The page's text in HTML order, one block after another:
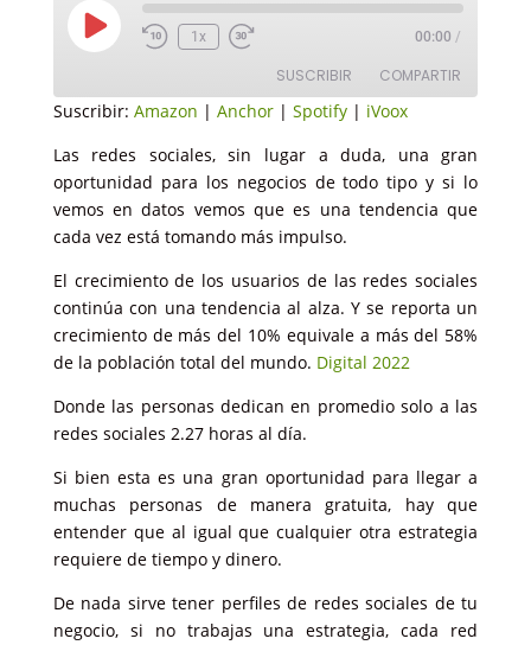
Reproducir
episodio
1x 00:00 /
SUSCRIBIR COMPARTIR
Amazon
Spotify iVoox
FEED RSS
COMPARTIR
ENLACE
INCRUSTAR
Suscribir: Amazon | Anchor| Spotify| iVoox
Las redes sociales, sin lugar a duda, una gran
oportunidad para los negocios de todo tipo y si lo
vemos en datos vemos que es una tendencia que
cada vez está tomando más impulso.
El crecimiento de los usuarios de las redes sociales
continúa con una tendencia al alza. Y se reporta un
crecimiento de más del 10% equivale a más del 58%
de la población total del mundo. Digital 2022
Donde las personas dedican en promedio solo a las
redes sociales 2.27 horas al día.
Si bien esta es una gran oportunidad para llegar a
muchas personas de manera gratuita, hay que
entender que al igual que cualquier otra estrategia
requiere de tiempo y dinero.
De nada sirve tener perfiles de redes sociales de tu
negocio, si no trabajas una estrategia, cada red